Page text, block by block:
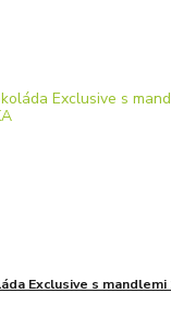
Exclusive s mandlemi